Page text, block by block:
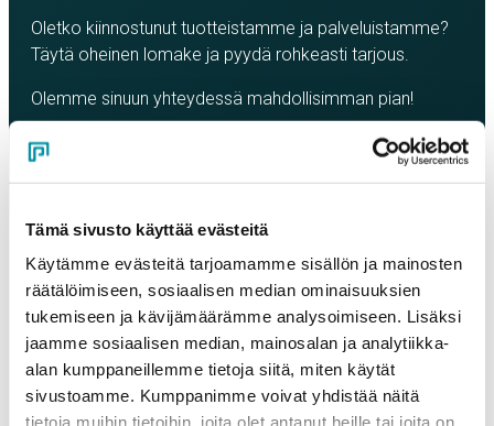
Tämä sivusto käyttää evästeitä
Käytämme evästeitä tarjoamamme sisällön ja mainosten
räätälöimiseen, sosiaalisen median ominaisuuksien
tukemiseen ja kävijämäärämme analysoimiseen. Lisäksi
jaamme sosiaalisen median, mainosalan ja analytiikka-
alan kumppaneillemme tietoja siitä, miten käytät
sivustoamme. Kumppanimme voivat yhdistää näitä
tietoja muihin tietoihin, joita olet antanut heille tai joita on
Oletko kiinnostunut tuotteistamme ja palveluistamme?
Täytä oheinen lomake ja pyydä rohkeasti tarjous.
Olemme sinuun yhteydessä mahdollisimman pian!
Yritys
Yhteyshenkilö *
Sähköposti *
Puhelinnumero